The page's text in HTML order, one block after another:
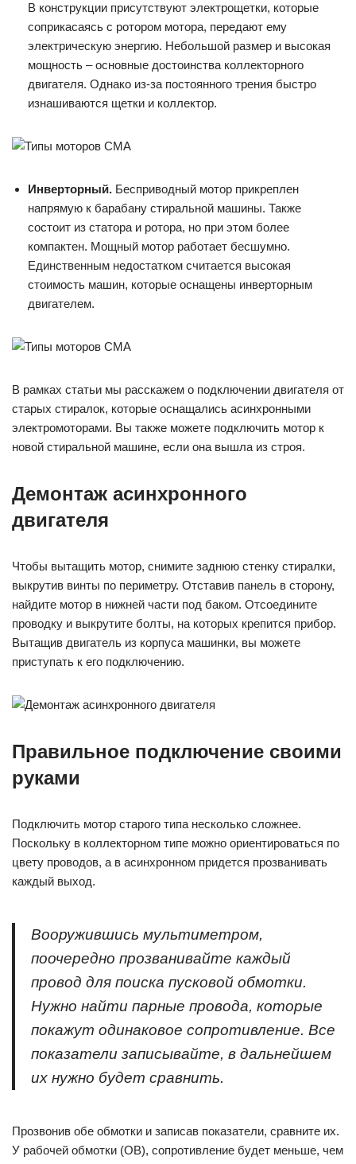
В конструкции присутствуют электрощетки, которые
соприкасаясь с ротором мотора, передают ему
электрическую энергию. Небольшой размер и высокая
мощность – основные достоинства коллекторного
двигателя. Однако из-за постоянного трения быстро
изнашиваются щетки и коллектор.
Инверторный. Бесприводный мотор прикреплен
напрямую к барабану стиральной машины. Также
состоит из статора и ротора, но при этом более
компактен. Мощный мотор работает бесшумно.
Единственным недостатком считается высокая
стоимость машин, которые оснащены инверторным
двигателем.
В рамках статьи мы расскажем о подключении двигателя от
старых стиралок, которые оснащались асинхронными
электромоторами. Вы также можете подключить мотор к
новой стиральной машине, если она вышла из строя.
Демонтаж асинхронного
двигателя
Чтобы вытащить мотор, снимите заднюю стенку стиралки,
выкрутив винты по периметру. Отставив панель в сторону,
найдите мотор в нижней части под баком. Отсоедините
проводку и выкрутите болты, на которых крепится прибор.
Вытащив двигатель из корпуса машинки, вы можете
приступать к его подключению.
Правильное подключение своими
руками
Подключить мотор старого типа несколько сложнее.
Поскольку в коллекторном типе можно ориентироваться по
цвету проводов, а в асинхронном придется прозванивать
каждый выход.
Вооружившись мультиметром,
поочередно прозванивайте каждый
провод для поиска пусковой обмотки.
Нужно найти парные провода, которые
покажут одинаковое сопротивление. Все
показатели записывайте, в дальнейшем
их нужно будет сравнить.
Прозвонив обе обмотки и записав показатели, сравните их.
У рабочей обмотки (ОВ), сопротивление будет меньше, чем